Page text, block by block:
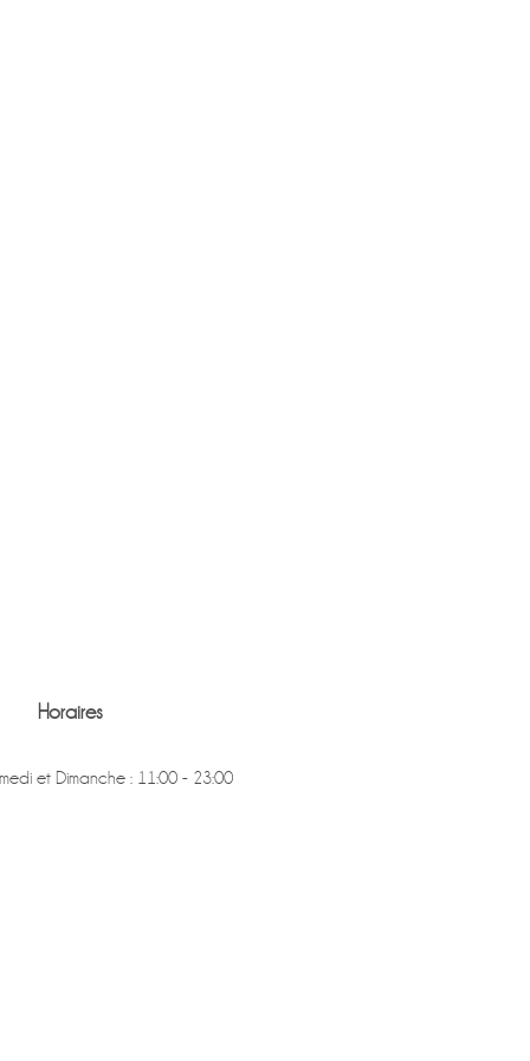
Horaires
et Dimanche : 11:00 - 23:00